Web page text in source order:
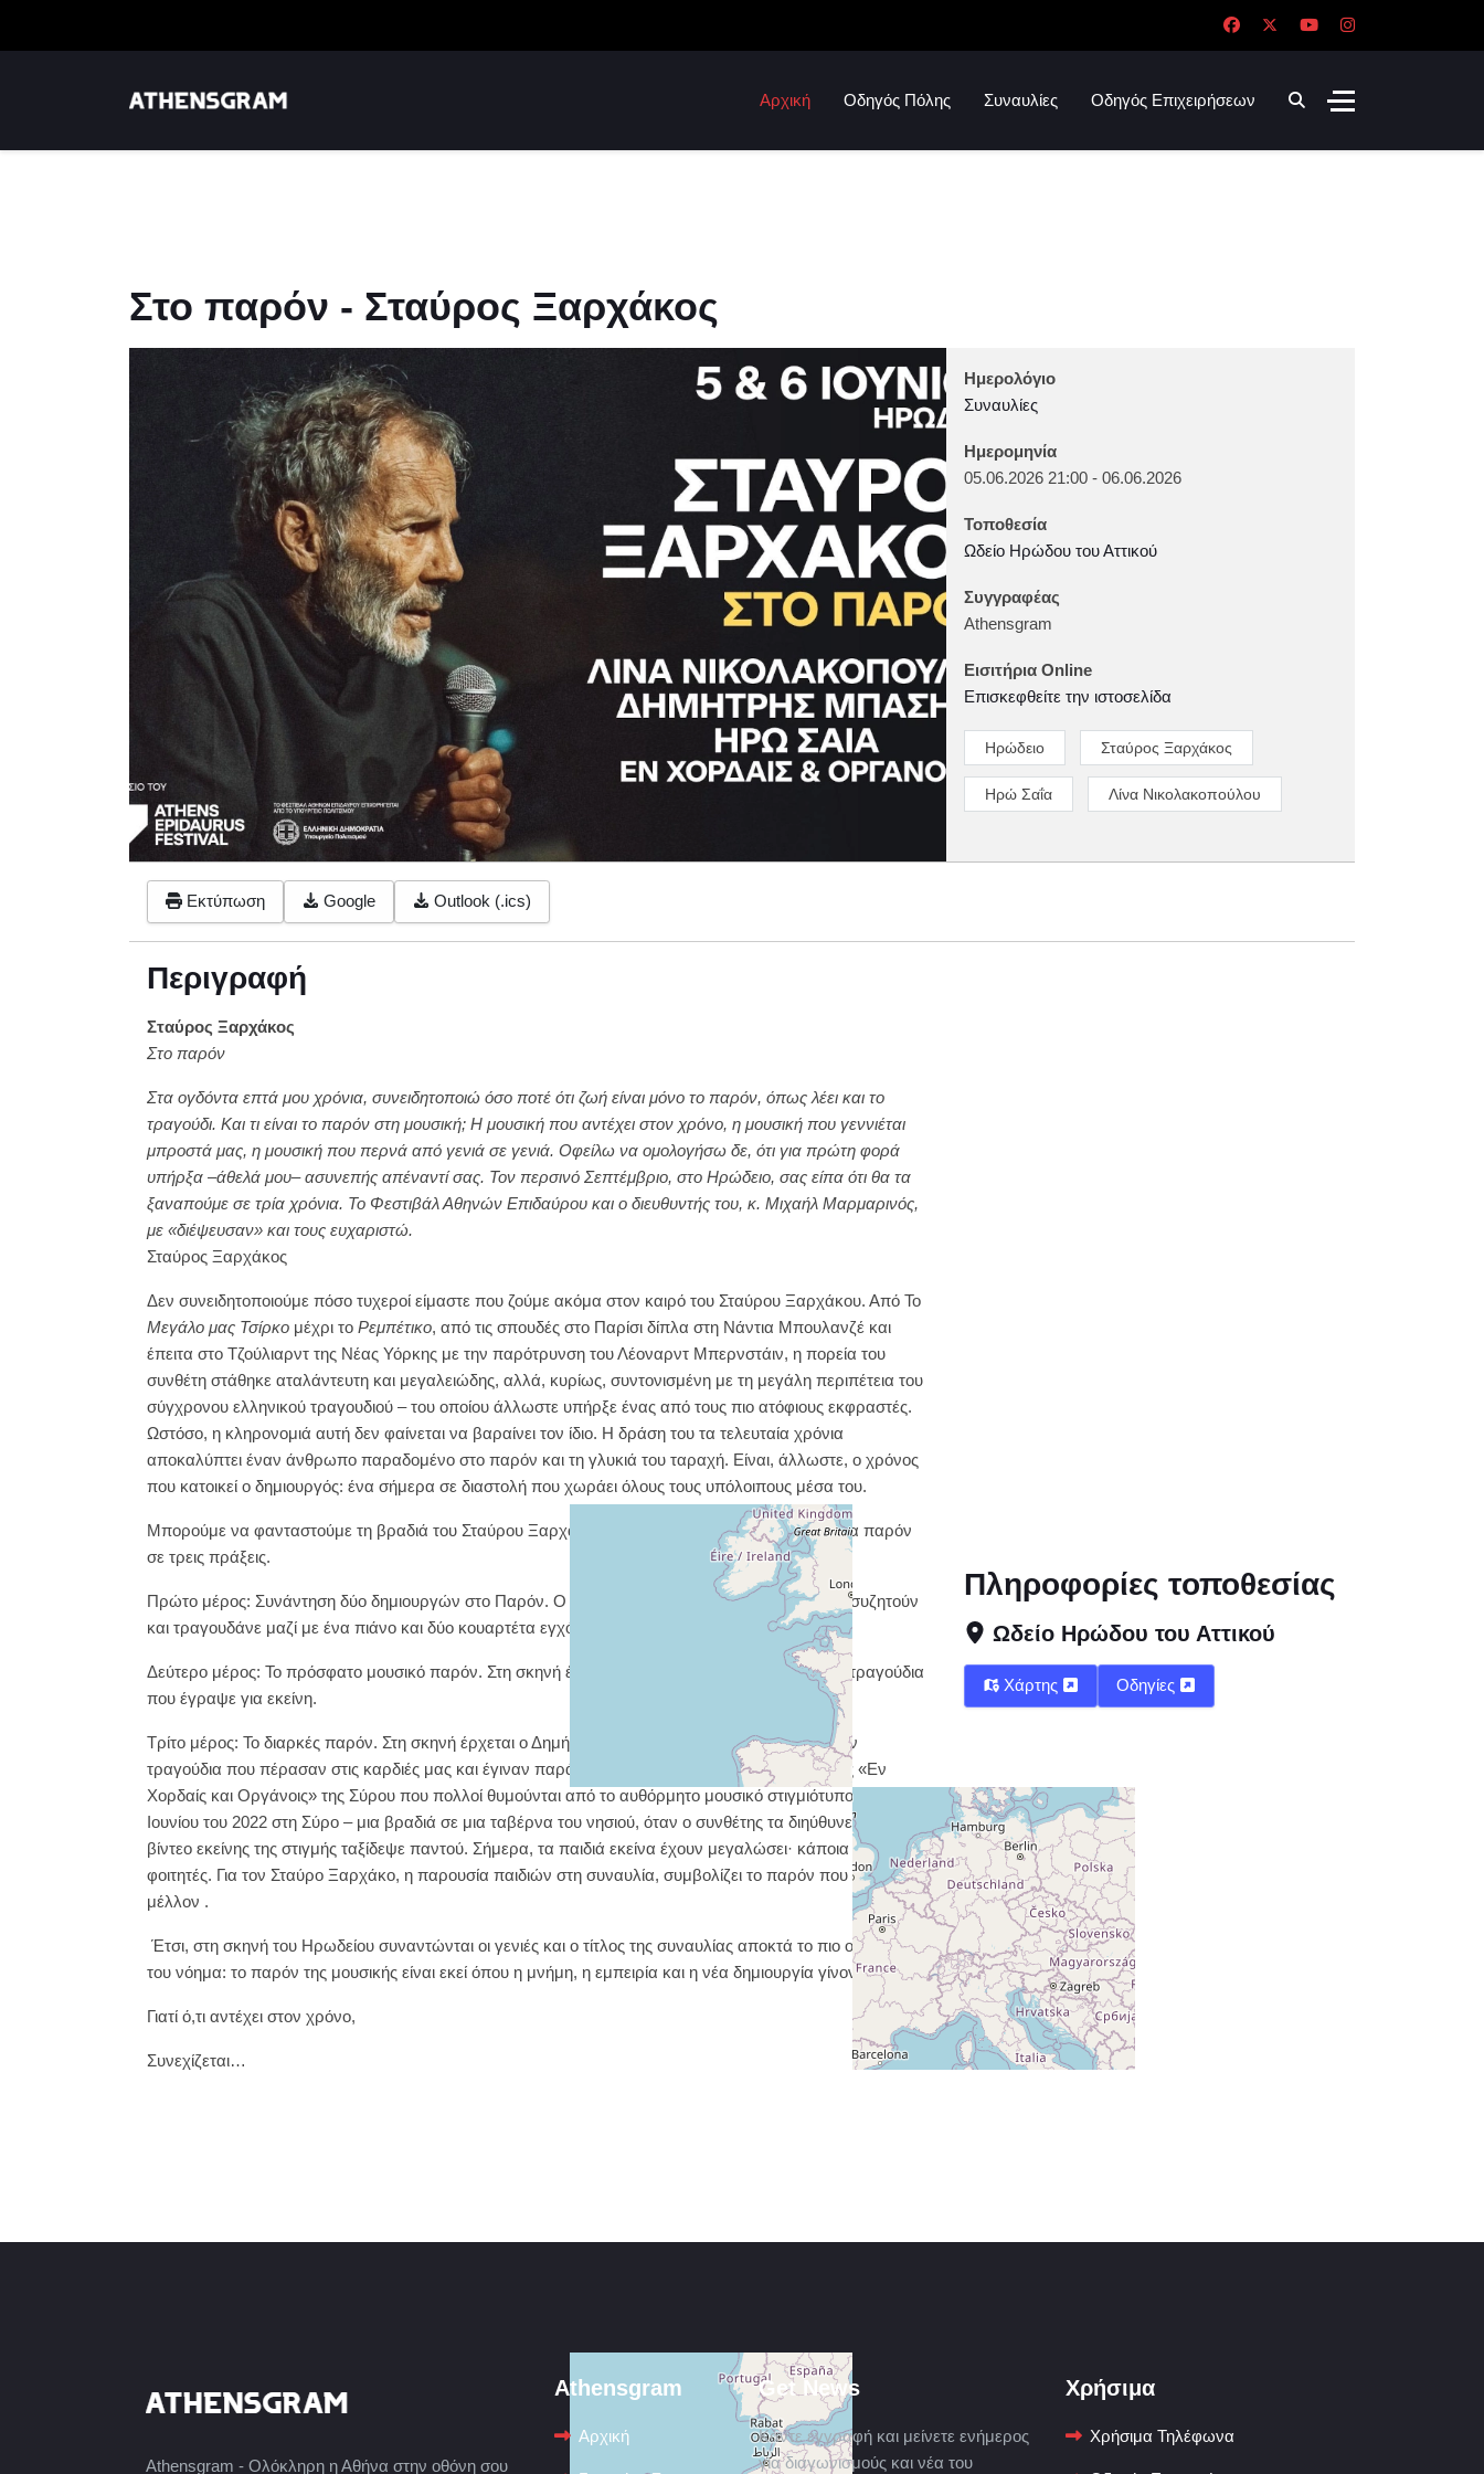
Αρχική Οδηγός Πόλης Συναυλίες Οδηγός Επιχειρήσεων
Στο παρόν - Σταύρος Ξαρχάκος
Ημερολόγιο
Συναυλίες
Ημερομηνία
05.06.2026 21:00 - 06.06.2026
Τοποθεσία
Ωδείο Ηρώδου του Αττικού
Συγγραφέας
Athensgram
Εισιτήρια Online
Επισκεφθείτε την ιστοσελίδα
Ηρώδειο Σταύρος Ξαρχάκος
Ηρώ Σαΐα Λίνα Νικολακοπούλου
Εκτύπωση Google Outlook (.ics)
Περιγραφή
Σταύρος Ξαρχάκος
Στο παρόν
Στα ογδόντα επτά μου χρόνια, συνειδητοποιώ όσο ποτέ ότι ζωή είναι μόνο το παρόν, όπως λέει και το
τραγούδι. Και τι είναι το παρόν στη μουσική; Η μουσική που αντέχει στον χρόνο, η μουσική που γεννιέται
μπροστά μας, η μουσική που περνά από γενιά σε γενιά. Οφείλω να ομολογήσω δε, ότι για πρώτη φορά
υπήρξα –άθελά μου– ασυνεπής απέναντί σας. Τον περσινό Σεπτέμβριο, στο Ηρώδειο, σας είπα ότι θα τα
ξαναπούμε σε τρία χρόνια. Το Φεστιβάλ Αθηνών Επιδαύρου και ο διευθυντής του, κ. Μιχαήλ Μαρμαρινός,
με «διέψευσαν» και τους ευχαριστώ.
Σταύρος Ξαρχάκος
Δεν συνειδητοποιούμε πόσο τυχεροί είμαστε που ζούμε ακόμα στον καιρό του Σταύρου Ξαρχάκου. Από Το
Μεγάλο μας Τσίρκο μέχρι το Ρεμπέτικο, από τις σπουδές στο Παρίσι δίπλα στη Νάντια Μπουλανζέ και
έπειτα στο Τζούλιαρντ της Νέας Υόρκης με την παρότρυνση του Λέοναρντ Μπερνστάιν, η πορεία του
συνθέτη στάθηκε αταλάντευτη και μεγαλειώδης, αλλά, κυρίως, συντονισμένη με τη μεγάλη περιπέτεια του
σύγχρονου ελληνικού τραγουδιού – του οποίου άλλωστε υπήρξε ένας από τους πιο ατόφιους εκφραστές.
Ωστόσο, η κληρονομιά αυτή δεν φαίνεται να βαραίνει τον ίδιο. Η δράση του τα τελευταία χρόνια
αποκαλύπτει έναν άνθρωπο παραδομένο στο παρόν και τη γλυκιά του ταραχή. Είναι, άλλωστε, ο χρόνος
που κατοικεί ο δημιουργός: ένα σήμερα σε διαστολή που χωράει όλους τους υπόλοιπους μέσα του.
Μπορούμε να φανταστούμε τη βραδιά του Σταύρου Ξαρχάκου στο Ωδείο Ηρώδου Αττικού ως ένα παρόν
σε τρεις πράξεις.
Πρώτο μέρος: Συνάντηση δύο δημιουργών στο Παρόν. Ο ίδιος μαζί με τη Λίνα Νικολακοπούλου συζητούν
και τραγουδάνε μαζί με ένα πιάνο και δύο κουαρτέτα εγχόρδων. Διευθύνει. Σχολιάζει. Θυμάται.
Δεύτερο μέρος: Το πρόσφατο μουσικό παρόν. Στη σκηνή έρχεται η Ηρώ Σαΐα και ερμηνεύει νέα τραγούδια
που έγραψε για εκείνη.
Τρίτο μέρος: Το διαρκές παρόν. Στη σκηνή έρχεται ο Δημήτρης Μπάσης και όλοι μαζί ερμηνεύουν
τραγούδια που πέρασαν στις καρδιές μας και έγιναν παράδοση. Μαζί τους, τα παιδιά της Σχολής «Εν
Χορδαίς και Οργάνοις» της Σύρου που πολλοί θυμούνται από το αυθόρμητο μουσικό στιγμιότυπο του
Ιουνίου του 2022 στη Σύρο – μια βραδιά σε μια ταβέρνα του νησιού, όταν ο συνθέτης τα διηύθυνε και το
βίντεο εκείνης της στιγμής ταξίδεψε παντού. Σήμερα, τα παιδιά εκείνα έχουν μεγαλώσει· κάποια είναι ήδη
φοιτητές. Για τον Σταύρο Ξαρχάκο, η παρουσία παιδιών στη συναυλία, συμβολίζει το παρόν που είναι και
μέλλον .
Έτσι, στη σκηνή του Ηρωδείου συναντώνται οι γενιές και ο τίτλος της συναυλίας αποκτά το πιο ουσιαστικό
του νόημα: το παρόν της μουσικής είναι εκεί όπου η μνήμη, η εμπειρία και η νέα δημιουργία γίνονται ένα.
Γιατί ό,τι αντέχει στον χρόνο,
Συνεχίζεται…
Πληροφορίες τοποθεσίας
Ωδείο Ηρώδου του Αττικού
Χάρτης Οδηγίες
Πόλη
105 55 Αθήνα
Χώρα
Greece
Athensgram - Ολόκληρη η Αθήνα στην οθόνη σου
Athensgram
Αρχική
Get News
Κάντε εγγραφή και μείνετε ενήμερος
για διαγωνισμούς και νέα του
Χρήσιμα
Χρήσιμα Τηλέφωνα